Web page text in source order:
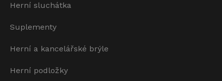
Herní sluchátka
Suplementy
Herní a kancelářské brýle
Herní podložky